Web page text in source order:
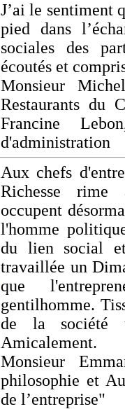
J’ai le sentiment
pied dans
sociales des
écoutés et
Monsieur
Restaurants du
Francine
d'administration
Aux chefs
Richesse rime
occupent
l'homme
du lien social
travaillée un
que
gentilhomme.
de la société
Amicalement.
Monsieur
philosophie et
de l’entreprise"